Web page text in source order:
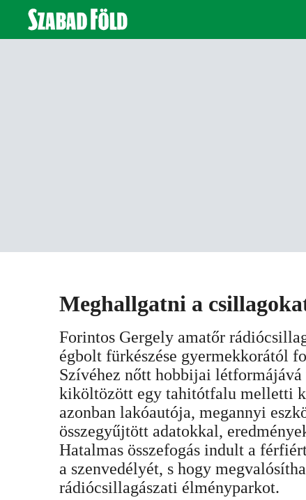
Meghallgatni a
Forintos Gergely amatőr
égbolt fürkészése gyermekkorától
Szívéhez nőtt hobbijai
kiköltözött egy tahitótfalu melletti
azonban lakóautója, megannyi
összegyűjtött adatokkal,
Hatalmas összefogás indult a
a szenvedélyét, s hogy
rádiócsillagászati élményparkot.